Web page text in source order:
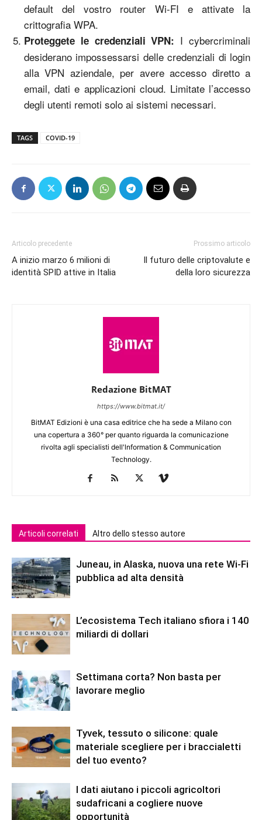
default del vostro router Wi-FI e attivate la
crittografia WPA.
Proteggete le credenziali VPN: I cybercriminali
desiderano impossessarsi delle credenziali di login
alla VPN aziendale, per avere accesso diretto a
email, dati e applicazioni cloud. Limitate l’accesso
degli utenti remoti solo ai sistemi necessari.
TAGS COVID-19
Articolo precedente
A inizio marzo 6 milioni di
identità SPID attive in Italia
Prossimo articolo
Il futuro delle criptovalute e
della loro sicurezza
Redazione BitMAT
https://www.bitmat.it/
BitMAT Edizioni è una casa editrice che ha sede a Milano con
una copertura a 360° per quanto riguarda la comunicazione
rivolta agli specialisti dell'lnformation & Communication
Technology.
Articoli correlati Altro dello stesso autore
Juneau, in Alaska, nuova una rete Wi-Fi
pubblica ad alta densità
L’ecosistema Tech italiano sfiora i 140
miliardi di dollari
Settimana corta? Non basta per
lavorare meglio
Tyvek, tessuto o silicone: quale
materiale scegliere per i braccialetti
del tuo evento?
I dati aiutano i piccoli agricoltori
sudafricani a cogliere nuove
opportunità